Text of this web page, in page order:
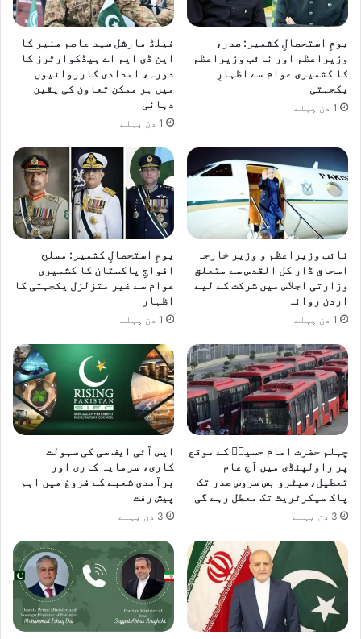
یومِ استحصالِ کشمیر: صدر،
وزیراعظم اور نائب وزیراعظم
کا کشمیری عوام سے اظہارِ
یکجہتی
1 دن پہلے
فیلڈ مارشل سید عاصم منیر کا
این ڈی ایم اے ہیڈکوارٹرز کا
دورہ، امدادی کارروائیوں
میں ہر ممکن تعاون کی یقین
دہانی
1 دن پہلے
نائب وزیراعظم و وزیر خارجہ
اسحاق ڈار کل القدس سے متعلق
وزارتی اجلاس میں شرکت کے لیے
اردن روانہ
1 دن پہلے
یومِ استحصالِ کشمیر: مسلح
افواجِ پاکستان کا کشمیری
عوام سے غیر متزلزل یکجہتی کا
اظہار
1 دن پہلے
چہلم حضرت امام حسینؓ کے موقع
پر راولپنڈی میں آج عام
تعطیل،میٹرو بس سروس صدر تک
پاک سیکرٹریٹ تک معطل رہے گی
3 دن پہلے
ایس آئی ایف سی کی سہولت
کاری، سرمایہ کاری اور
برآمدی شعبے کے فروغ میں اہم
پیش رفت
3 دن پہلے